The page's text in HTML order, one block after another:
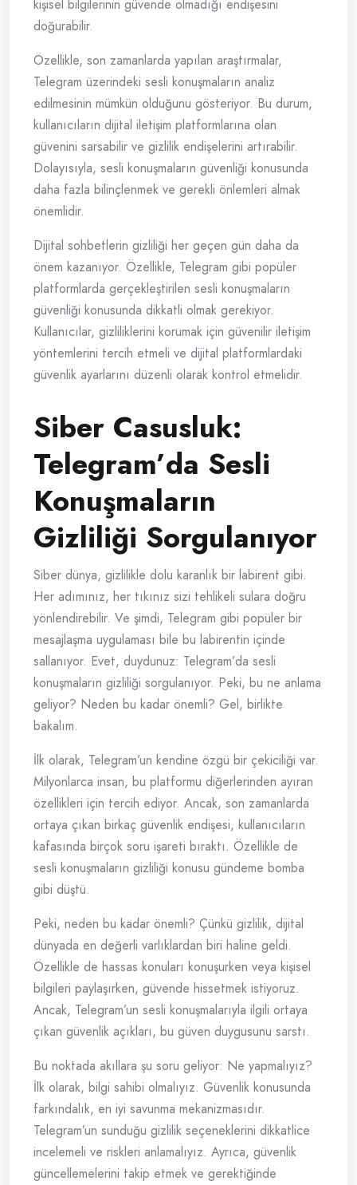
kişisel bilgilerinin güvende olmadığı endişesini
doğurabilir.
Özellikle, son zamanlarda yapılan araştırmalar,
Telegram üzerindeki sesli konuşmaların analiz
edilmesinin mümkün olduğunu gösteriyor. Bu durum,
kullanıcıların dijital iletişim platformlarına olan
güvenini sarsabilir ve gizlilik endişelerini artırabilir.
Dolayısıyla, sesli konuşmaların güvenliği konusunda
daha fazla bilinçlenmek ve gerekli önlemleri almak
önemlidir.
Dijital sohbetlerin gizliliği her geçen gün daha da
önem kazanıyor. Özellikle, Telegram gibi popüler
platformlarda gerçekleştirilen sesli konuşmaların
güvenliği konusunda dikkatli olmak gerekiyor.
Kullanıcılar, gizliliklerini korumak için güvenilir iletişim
yöntemlerini tercih etmeli ve dijital platformlardaki
güvenlik ayarlarını düzenli olarak kontrol etmelidir.
Siber Casusluk:
Telegram’da Sesli
Konuşmaların
Gizliliği Sorgulanıyor
Siber dünya, gizlilikle dolu karanlık bir labirent gibi.
Her adımınız, her tıkınız sizi tehlikeli sulara doğru
yönlendirebilir. Ve şimdi, Telegram gibi popüler bir
mesajlaşma uygulaması bile bu labirentin içinde
sallanıyor. Evet, duydunuz: Telegram’da sesli
konuşmaların gizliliği sorgulanıyor. Peki, bu ne anlama
geliyor? Neden bu kadar önemli? Gel, birlikte
bakalım.
İlk olarak, Telegram’un kendine özgü bir çekiciliği var.
Milyonlarca insan, bu platformu diğerlerinden ayıran
özellikleri için tercih ediyor. Ancak, son zamanlarda
ortaya çıkan birkaç güvenlik endişesi, kullanıcıların
kafasında birçok soru işareti bıraktı. Özellikle de
sesli konuşmaların gizliliği konusu gündeme bomba
gibi düştü.
Peki, neden bu kadar önemli? Çünkü gizlilik, dijital
dünyada en değerli varlıklardan biri haline geldi.
Özellikle de hassas konuları konuşurken veya kişisel
bilgileri paylaşırken, güvende hissetmek istiyoruz.
Ancak, Telegram’un sesli konuşmalarıyla ilgili ortaya
çıkan güvenlik açıkları, bu güven duygusunu sarstı.
Bu noktada akıllara şu soru geliyor: Ne yapmalıyız?
İlk olarak, bilgi sahibi olmalıyız. Güvenlik konusunda
farkındalık, en iyi savunma mekanizmasıdır.
Telegram’un sunduğu gizlilik seçeneklerini dikkatlice
incelemeli ve riskleri anlamalıyız. Ayrıca, güvenlik
güncellemelerini takip etmek ve gerektiğinde